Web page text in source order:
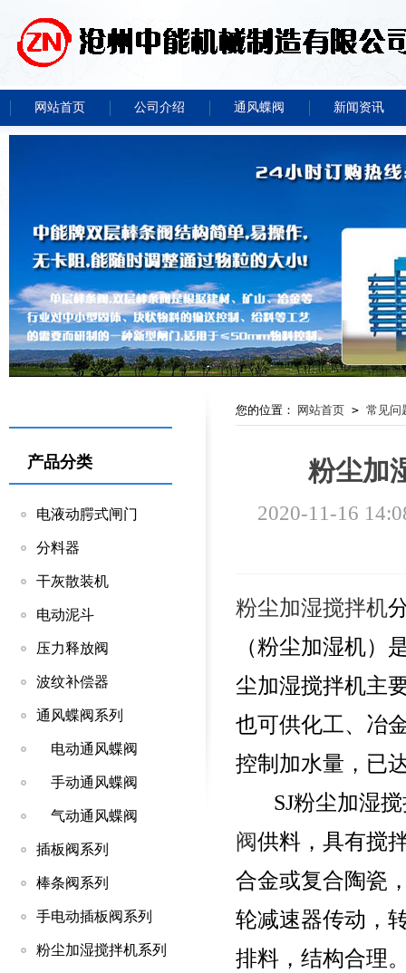
网站首页 公司介绍 通风蝶阀 新闻资讯
产品分类
电液动腭式闸门
分料器
干灰散装机
电动泥斗
压力释放阀
波纹补偿器
通风蝶阀系列
电动通风蝶阀
手动通风蝶阀
气动通风蝶阀
插板阀系列
棒条阀系列
手电动插板阀系列
粉尘加湿搅拌机系列
您的位置： 网站首页 > 常见问
粉尘加
2020-11-16
粉尘加湿搅拌机
（粉尘加湿机）
尘加湿搅拌机主
也可供化工、冶
控制加水量，已
SJ粉尘加湿搅
阀供料，具有搅
合金或复合陶瓷
轮减速器传动，
排料，结构合理